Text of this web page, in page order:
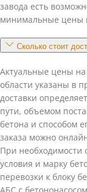
завода есть
минимальные цены
Сколько стоит
Актуальные цены
области указаны в
доставки
пути, объемом
бетона и способом
заказа можно
При необходимости
условия и марку
перевозки к блоку